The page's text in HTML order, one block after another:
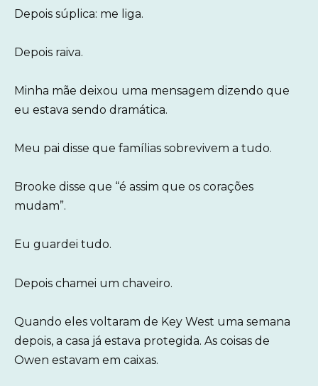
Depois súplica: me liga.
Depois raiva.
Minha mãe deixou uma mensagem dizendo que
eu estava sendo dramática.
Meu pai disse que famílias sobrevivem a tudo.
Brooke disse que “é assim que os corações
mudam”.
Eu guardei tudo.
Depois chamei um chaveiro.
Quando eles voltaram de Key West uma semana
depois, a casa já estava protegida. As coisas de
Owen estavam em caixas.